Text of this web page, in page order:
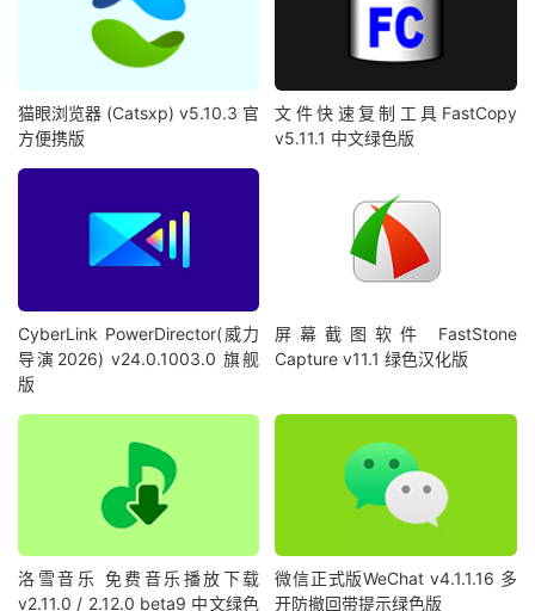
猫眼浏览器 (Catsxp) v5.10.3 官
方便携版
文件快速复制工具FastCopy
v5.11.1 中文绿色版
CyberLink PowerDirector(威力
导演2026) v24.0.1003.0 旗舰
版
屏幕截图软件 FastStone
Capture v11.1 绿色汉化版
洛雪音乐 免费音乐播放下载
v2.11.0 / 2.12.0 beta9 中文绿色
微信正式版WeChat v4.1.1.16 多
开防撤回带提示绿色版